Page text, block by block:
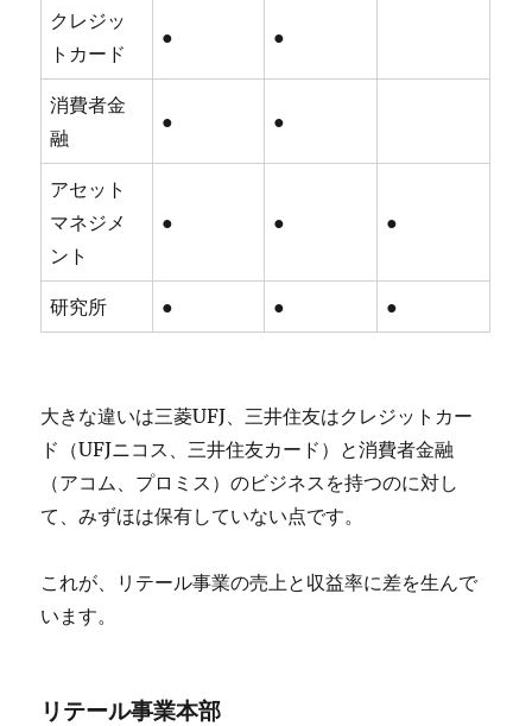
クレジッ
トカード
● ●
消費者金
融
● ●
アセット
マネジメ
ント
● ● ●
研究所 ● ● ●
大きな違いは三菱UFJ、三井住友はクレジットカー
ド（UFJニコス、三井住友カード）と消費者金融
（アコム、プロミス）のビジネスを持つのに対し
て、みずほは保有していない点です。
これが、リテール事業の売上と収益率に差を生んで
います。
リテール事業本部